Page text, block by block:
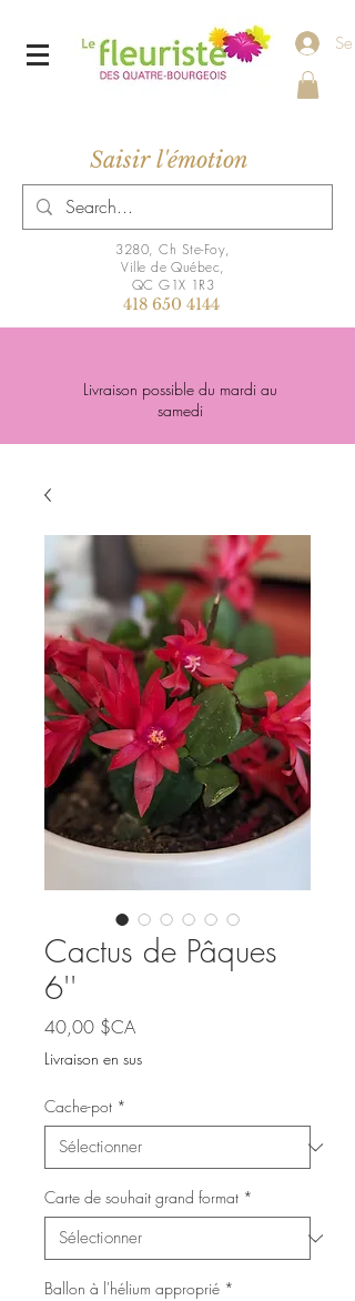
Saisir l'émotion
3280, Ch Ste-Foy,
Ville de Québec,
QC G1X 1R3
418 650 4144
Livraison possible du mardi au
samedi
Cactus de Pâques
6''
40,00 $CAPrix
Livraison en sus
Cache-pot *
Carte de souhait grand format *
Ballon à l'hélium approprié *